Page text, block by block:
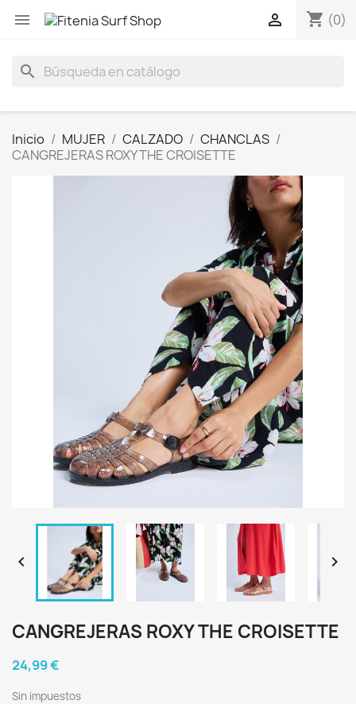
 shopping_cart (0)

search
Inicio MUJER CALZADO
CHANCLAS
CANGREJERAS ROXY THE CROISETTE
 
CANGREJERAS ROXY THE CROISETTE
24,99 €
Sin impuestos